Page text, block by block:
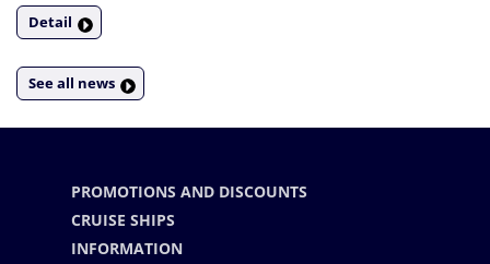
Detail
See all news
PROMOTIONS AND DISCOUNTS
CRUISE SHIPS
INFORMATION